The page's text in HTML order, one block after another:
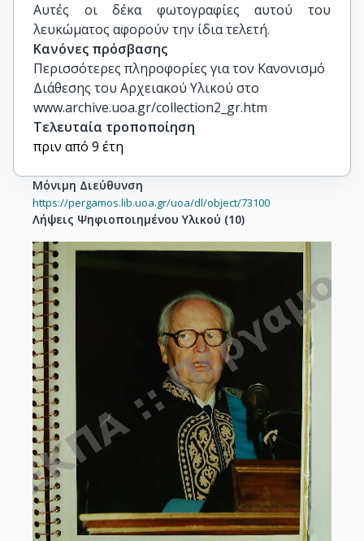
Αυτές οι δέκα φωτογραφίες αυτού του
λευκώματος αφορούν την ίδια τελετή.
Κανόνες πρόσβασης
Περισσότερες πληροφορίες για τον Κανονισμό
Διάθεσης του Αρχειακού Υλικού στο
www.archive.uoa.gr/collection2_gr.htm
Τελευταία τροποποίηση
πριν από 9 έτη
Μόνιμη Διεύθυνση
https://pergamos.lib.uoa.gr/uoa/dl/object/73100
Λήψεις Ψηφιοποιημένου Υλικού (10)